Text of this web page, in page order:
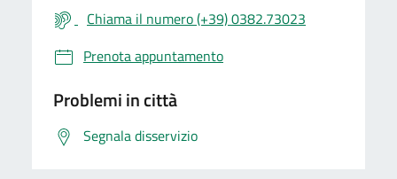
Chiama il numero (+39) 0382.73023
Prenota appuntamento
Problemi in città
Segnala disservizio